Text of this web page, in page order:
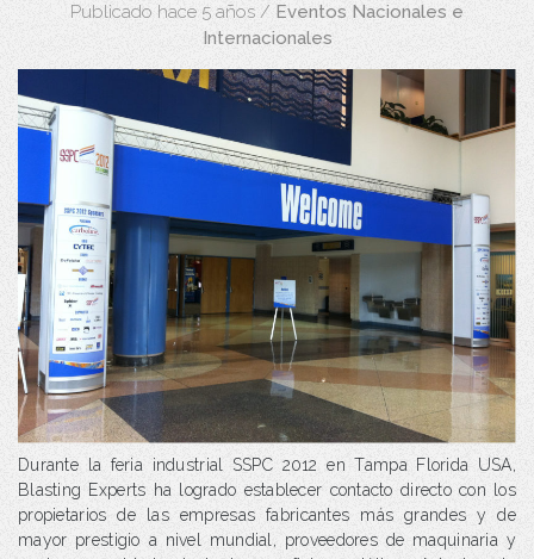
Publicado hace 5 años / Eventos Nacionales e
Internacionales
Durante la feria industrial SSPC 2012 en Tampa Florida USA,
Blasting Experts ha logrado establecer contacto directo con los
propietarios de las empresas fabricantes más grandes y de
mayor prestigio a nivel mundial, proveedores de maquinaria y